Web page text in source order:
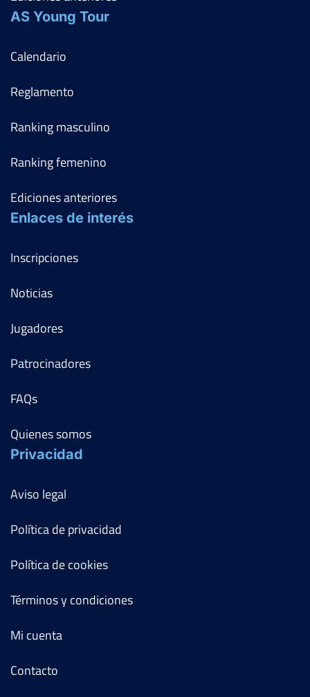
AS Young Tour
Calendario
Reglamento
Ranking masculino
Ranking femenino
Ediciones anteriores
Enlaces de interés
Inscripciones
Noticias
Jugadores
Patrocinadores
FAQs
Quienes somos
Privacidad
Aviso legal
Política de privacidad
Política de cookies
Términos y condiciones
Mi cuenta
Contacto